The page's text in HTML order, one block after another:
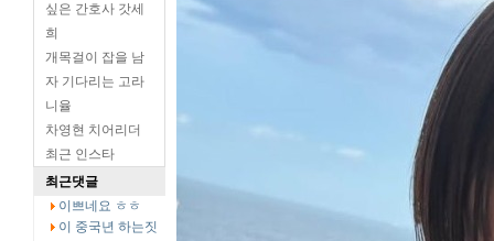
싶은 간호사 갓세
희
개목걸이 잡을 남
자 기다리는 고라
니율
차영현 치어리더
최근 인스타
최근댓글
이쁘네요 ㅎㅎ
이 중국년 하는짓